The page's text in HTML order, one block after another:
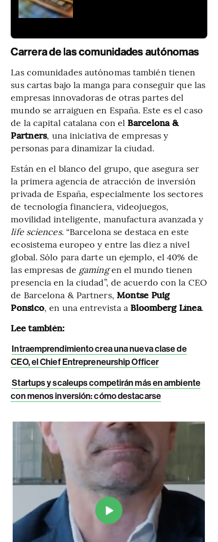
Carrera de las comunidades autónomas
Las comunidades autónomas también tienen
sus cartas bajo la manga para conseguir que las
empresas innovadoras de otras partes del
mundo se arraiguen en España. Este es el caso
de la capital catalana con el Barcelona &
Partners, una iniciativa de empresas y
personas para dinamizar la ciudad.
Están en el blanco del grupo, que asegura ser
la primera agencia de atracción de inversión
privada de España, especialmente los sectores
de tecnología financiera, videojuegos,
movilidad inteligente, manufactura avanzada y
life sciences. “Barcelona se destaca en este
ecosistema europeo y entre las diez a nivel
global. Sólo para darte un ejemplo, el 40% de
las empresas de gamingen el mundo tienen
presencia en la ciudad”, de acuerdo con la CEO
de Barcelona & Partners, Montse Puig
Ponsico, en una entrevista a Bloomberg Línea.
Lee también:
Intraemprendimiento crea una nueva clase de
CEO, el Chief Entrepreneurship Officer
Startups y scaleups competirán más en ambiente
con menos inversión: cómo destacarse